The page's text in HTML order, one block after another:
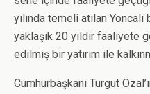
yılında temeli atılan Yoncalı
yaklaşık 20 yıldır faaliyete
edilmiş bir yatırım ile
Cumhurbaşkanı Turgut